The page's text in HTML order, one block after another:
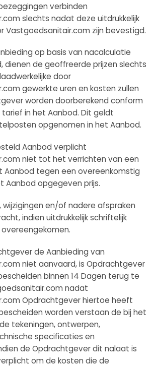
verbinden
slechts nadat deze uitdrukkelijk
Vastgoedsanitair.com zijn bevestigd.
op basis van nacalculatie
dienen de geoffreerde prijzen slechts
door
gewerkte uren en kosten zullen
worden doorberekend conform
in het Aanbod. Dit geldt
opgenomen in het Aanbod.
Aanbod verplicht
niet tot het verrichten van een
Aanbod tegen een overeenkomstig
Aanbod opgegeven prijs.
wijzigingen en/of nadere afspraken
indien uitdrukkelijk schriftelijk
de Aanbieding van
niet aanvaard, is Opdrachtgever
binnen 14 Dagen terug te
nadat
Opdrachtgever hiertoe heeft
worden verstaan de bij het
tekeningen, ontwerpen,
specificaties en
de Opdrachtgever dit nalaat is
om de kosten die de